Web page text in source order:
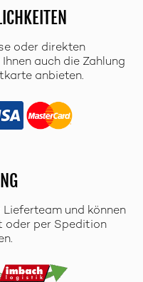
oder direkten
auch die Zahlung
anbieten.
und können
oder per Spedition